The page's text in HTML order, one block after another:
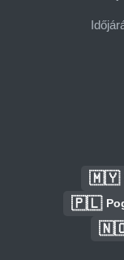
🇲🇾
🇵🇱